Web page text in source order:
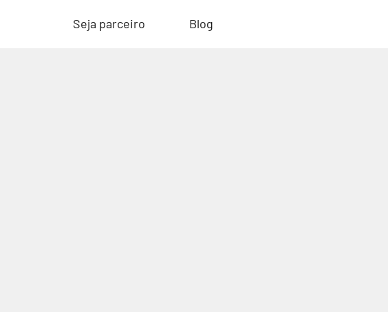
Seja parceiro Blog